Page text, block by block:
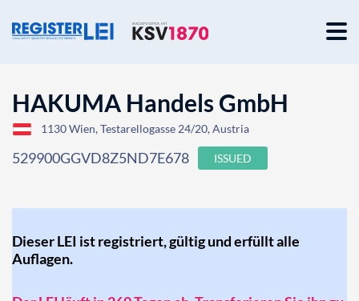
HAKUMA Handels GmbH
1130 Wien, Testarellogasse 24/20, Austria
529900GGVD8Z5ND7E678 ISSUED
Dieser LEI ist registriert, gültig und erfüllt alle
Auflagen.